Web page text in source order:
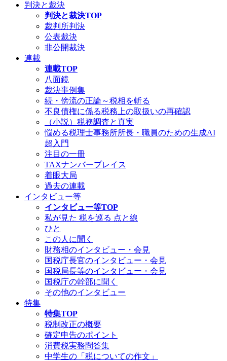
判決と裁決
判決と裁決TOP
裁判所判決
公表裁決
非公開裁決
連載
連載TOP
八面鏡
裁決事例集
続・傍流の正論～税相を斬る
不良債権に係る税務上の取扱いの再確認
（小説）税務調査と真実
悩める税理士事務所所長・職員のための生成AI
超入門
注目の一冊
TAXナンバープレイス
着眼大局
過去の連載
インタビュー等
インタビュー等TOP
私が見た 税を巡る 点と線
ひと
この人に聞く
財務相のインタビュー・会見
国税庁長官のインタビュー・会見
国税局長等のインタビュー・会見
国税庁の幹部に聞く
その他のインタビュー
特集
特集TOP
税制改正の概要
確定申告のポイント
消費税実務問答集
中学生の「税についての作文」